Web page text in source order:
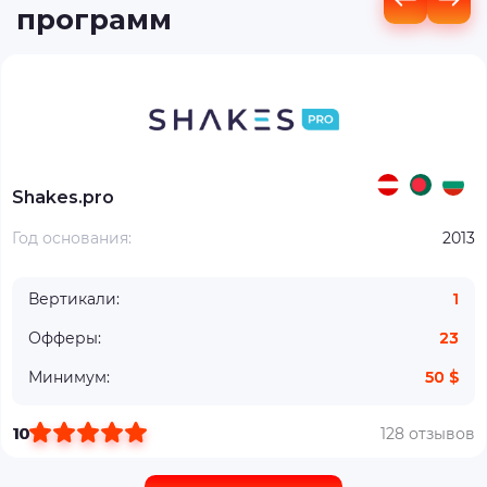
программ
Shakes.pro
Год основания: 2013
Вертикали:
1
Офферы:
23
Минимум:
50 $
10 128 отзывов